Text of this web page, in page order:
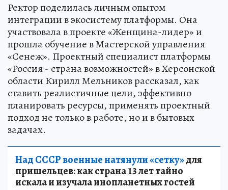
Ректор поделилась личным опытом
интеграции в экосистему платформы. Она
участвовала в проекте «Женщина-лидер» и
прошла обучение в Мастерской управления
«Сенеж». Проектный специалист платформы
«Россия - страна возможностей» в Херсонской
области Кирилл Мельников рассказал, как
ставить реалистичные цели, эффективно
планировать ресурсы, применять проектный
подход не только в работе, но и в бытовых
задачах.
Над СССР военные натянули «сетку»для
пришельцев: как страна 13 лет тайно
искала и изучала инопланетных гостей